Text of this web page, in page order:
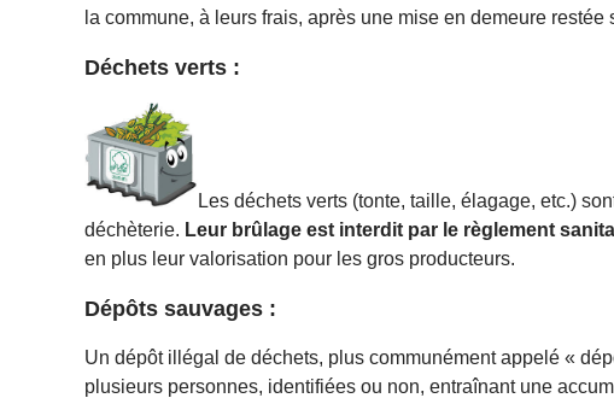
la commune, à leurs frais, après une mise en demeure restée
Déchets verts :
Les déchets verts (tonte, taille, élagage, etc.)
déchèterie. Leur brûlage est interdit par le règlement
en plus leur valorisation pour les gros producteurs.
Dépôts sauvages :
Un dépôt illégal de déchets, plus communément appelé «
plusieurs personnes, identifiées ou non, entraînant une